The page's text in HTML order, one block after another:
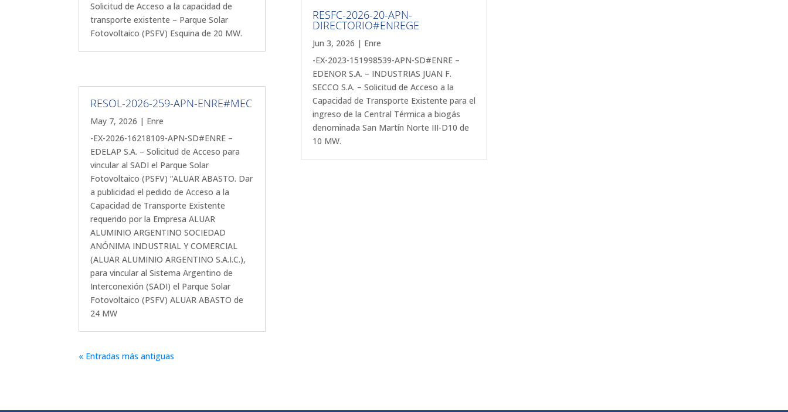
Solicitud de Acceso a la capacidad de
transporte existente – Parque Solar
Fotovoltaico (PSFV) Esquina de 20 MW.
RESOL-2026-259-APN-ENRE#MEC
May 7, 2026 | Enre
-EX-2026-16218109-APN-SD#ENRE –
EDELAP S.A. – Solicitud de Acceso para
vincular al SADI el Parque Solar
Fotovoltaico (PSFV) “ALUAR ABASTO. Dar
a publicidad el pedido de Acceso a la
Capacidad de Transporte Existente
requerido por la Empresa ALUAR
ALUMINIO ARGENTINO SOCIEDAD
ANÓNIMA INDUSTRIAL Y COMERCIAL
(ALUAR ALUMINIO ARGENTINO S.A.I.C.),
para vincular al Sistema Argentino de
Interconexión (SADI) el Parque Solar
Fotovoltaico (PSFV) ALUAR ABASTO de
24 MW
RESFC-2026-20-APN-
DIRECTORIO#ENREGE
Jun 3, 2026 | Enre
-EX-2023-151998539-APN-SD#ENRE –
EDENOR S.A. – INDUSTRIAS JUAN F.
SECCO S.A. – Solicitud de Acceso a la
Capacidad de Transporte Existente para el
ingreso de la Central Térmica a biogás
denominada San Martín Norte III-D10 de
10 MW.
« Entradas más antiguas